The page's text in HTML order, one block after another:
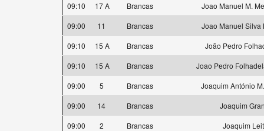
09:10
17 A Brancas
Joao Manuel M.
09:00
11 Brancas
Joao Manuel Silva
09:10
15 A Brancas
João Pedro
09:10
15 A Brancas
Joao Pedro
09:00
5 Brancas
Joaquim António
09:00
14 Brancas
Joaquim
09:00
2 Brancas
Joaquim